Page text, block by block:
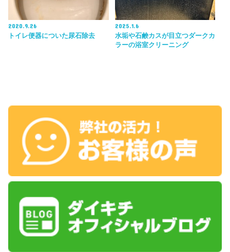
2020.9.26
トイレ便器についた尿石除去
2025.1.6
水垢や石鹸カスが目立つダークカ
ラーの浴室クリーニング